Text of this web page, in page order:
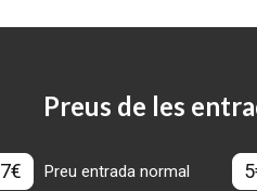
Preus de les
7€ Preu entrada normal